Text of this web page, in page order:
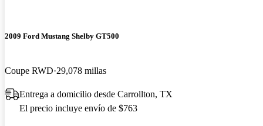
2009 Ford Mustang Shelby GT500
Coupe RWD 29,078 millas
Entrega a domicilio desde Carrollton, TX
El precio incluye envío de $763